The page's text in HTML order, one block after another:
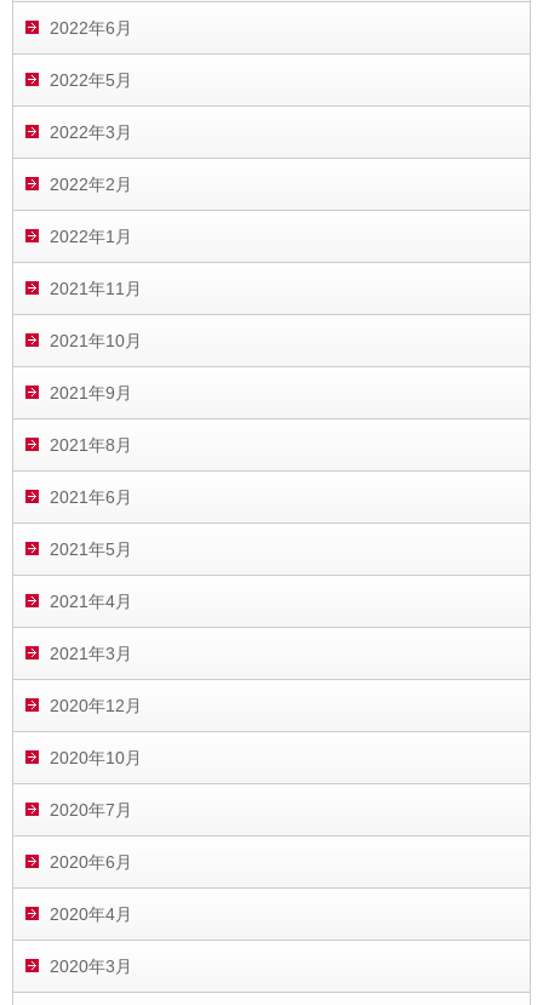
2022年6月
2022年5月
2022年3月
2022年2月
2022年1月
2021年11月
2021年10月
2021年9月
2021年8月
2021年6月
2021年5月
2021年4月
2021年3月
2020年12月
2020年10月
2020年7月
2020年6月
2020年4月
2020年3月